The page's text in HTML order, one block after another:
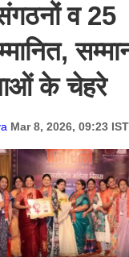
व
के चेहरे
Mar 8, 2026, 09:23 IST